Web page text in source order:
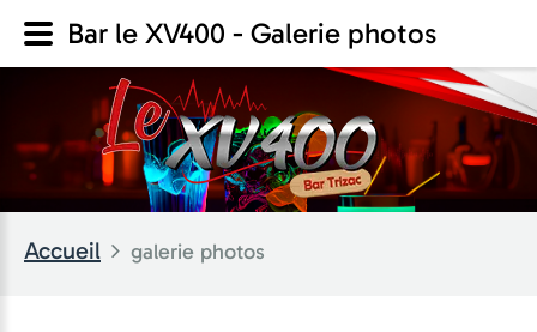
Accueil galerie photos
Bar le XV400 - Galerie photos